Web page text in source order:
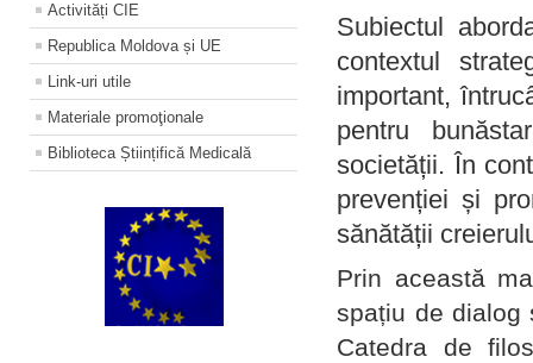
Activități CIE
Republica Moldova și UE
Link-uri utile
Materiale promoţionale
Biblioteca Științifică Medicală
Subiectul
contextul
important,
pentru
societății. În
prevenției și
sănătății
Prin această
spațiu de dialog
Catedra de